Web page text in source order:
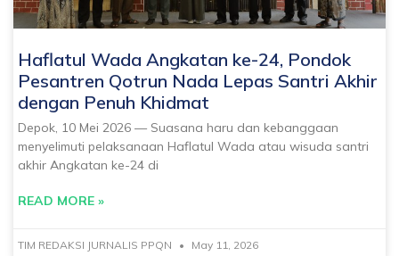
Haflatul Wada Angkatan ke-24, Pondok
Pesantren Qotrun Nada Lepas Santri Akhir
dengan Penuh Khidmat
Depok, 10 Mei 2026 — Suasana haru dan kebanggaan
menyelimuti pelaksanaan Haflatul Wada atau wisuda santri
akhir Angkatan ke-24 di
READ MORE »
TIM REDAKSI JURNALIS PPQN May 11, 2026